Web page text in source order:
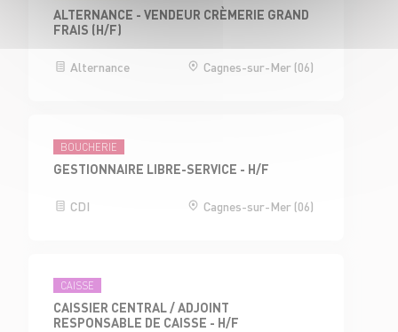
ALTERNANCE - VENDEUR CRÈMERIE GRAND
FRAIS (H/F)
Alternance Cagnes-sur-Mer (06)
BOUCHERIE
GESTIONNAIRE LIBRE-SERVICE - H/F
CDI Cagnes-sur-Mer (06)
CAISSE
CAISSIER CENTRAL / ADJOINT
RESPONSABLE DE CAISSE - H/F